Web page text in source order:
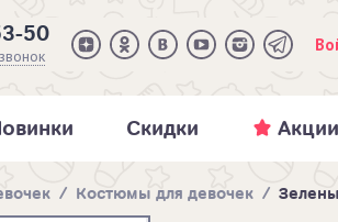
50
Скидки Акции
/ Костюмы для девочек /